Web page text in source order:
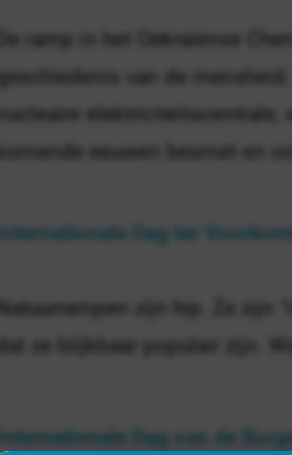
De ramp in het Oekraïense
geschiedenis van de
nucleaire
komende eeuwen besmet en
Internationale Dag ter
Natuurrampen zijn hip. Ze zijn
dat ze blijkbaar populair zijn.
Internationale Dag van de